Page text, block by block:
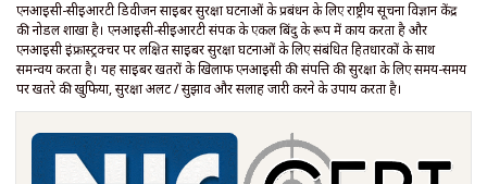
एनआईसी-सीईआरटी डिवीजन साइबर सुरक्षा घटनाओं के प्रबंधन के लिए राष्ट्रीय सूचना विज्ञान केंद्र
की नोडल शाखा है। एनआईसी-सीईआरटी संपर्क के एकल बिंदु के रूप में कार्य करता है और
एनआईसी इंफ्रास्ट्रक्चर पर लक्षित साइबर सुरक्षा घटनाओं के लिए संबंधित हितधारकों के साथ
समन्वय करता है। यह साइबर खतरों के खिलाफ एनआईसी की संपत्ति की सुरक्षा के लिए समय-समय
पर खतरे की खुफिया, सुरक्षा अलर्ट / सुझाव और सलाह जारी करने के उपाय करता है।